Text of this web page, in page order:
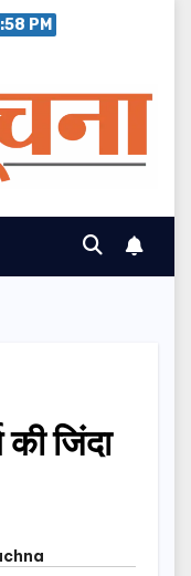
PM
जिंदा